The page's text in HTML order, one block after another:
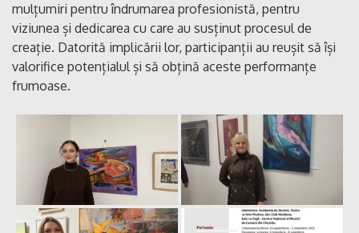
mulțumiri pentru îndrumarea profesionistă, pentru
viziunea și dedicarea cu care au susținut procesul de
creație. Datorită implicării lor, participanții au reușit să își
valorifice potențialul și să obțină aceste performanțe
frumoase.